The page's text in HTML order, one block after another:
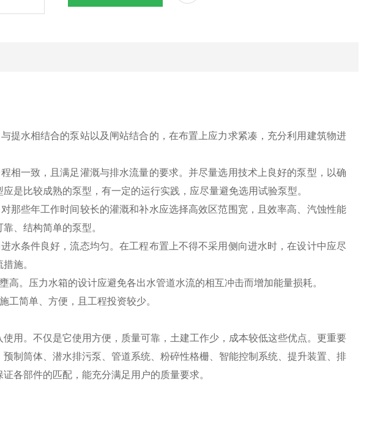
提水相结合的泵站以及闸站结合的，在布置上应力求紧凑，充分利用建筑物进
相一致，且满足灌溉与排水流量的要求。并尽量选用技术上良好的泵型，以确
是比较成熟的泵型，有一定的运行实践，应尽量避免选用试验泵型。
那些年工作时间较长的灌溉和补水应选择高效区范围宽，且效率高、汽蚀性能
、结构简单的泵型。
水条件良好，流态均匀。在工程布置上不得不采用侧向进水时，在设计中应尽
施。
。压力水箱的设计应避免各出水管道水流的相互冲击而增加能量损耗。
工简单、方便，且工程投资较少。
用。不仅是它使用方便，质量可靠，土建工作少，成本较低这些优点。更重要
制筒体、潜水排污泵、管道系统、粉碎性格栅、智能控制系统、提升装置、排
各部件的匹配，能充分满足用户的质量要求。